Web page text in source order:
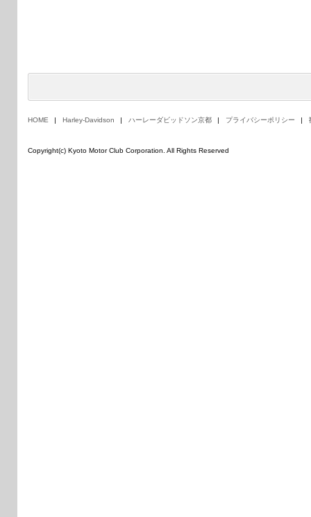
HOME Harley-Davidson ハーレーダビッドソン京都 プライバシーポリシー
Copyright(c) Kyoto Motor Club Corporation. All Rights Reserved